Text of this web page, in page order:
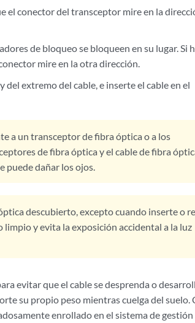
el conector del transceptor mire en la
de bloqueo se bloqueen en su lugar. Si
mire en la otra dirección.
extremo del cable, e inserte el cable en el
a un transceptor de fibra óptica o a los
de fibra óptica y el cable de fibra
puede dañar los ojos.
descubierto, excepto cuando inserte o
y evita la exposición accidental a la luz
evitar que el cable se desprenda o
su propio peso mientras cuelga del suelo.
enrollado en el sistema de gestión